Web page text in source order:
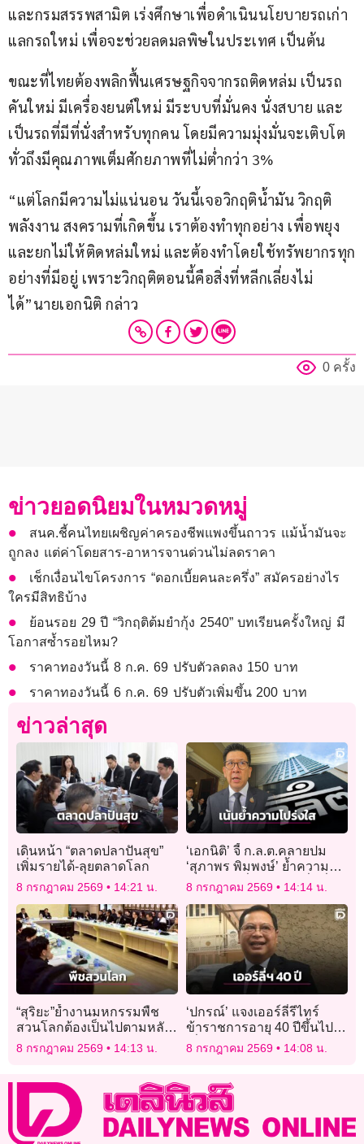
และกรมสรรพสามิต เร่งศึกษาเพื่อดำเนินนโยบายรถเก่า
แลกรถใหม่ เพื่อจะช่วยลดมลพิษในประเทศ เป็นต้น
ขณะที่ไทยต้องพลิกฟื้นเศรษฐกิจจากรถติดหล่ม เป็นรถ
คันใหม่ มีเครื่องยนต์ใหม่ มีระบบที่มั่นคง นั่งสบาย และ
เป็นรถที่มีที่นั่งสำหรับทุกคน โดยมีความมุ่งมั่นจะเติบโต
ทั่วถึงมีคุณภาพเต็มศักยภาพที่ไม่ต่ำกว่า 3%
“แต่โลกมีความไม่แน่นอน วันนี้เจอวิกฤติน้ำมัน วิกฤติ
พลังงาน สงครามที่เกิดขึ้น เราต้องทำทุกอย่าง เพื่อพยุง
และยกไม่ให้ติดหล่มใหม่ และต้องทำโดยใช้ทรัพยากรทุก
อย่างที่มีอยู่ เพราะวิกฤติตอนนี้คือสิ่งที่หลีกเลี่ยงไม่
ได้”นายเอกนิติ กล่าว
0 ครั้ง
ข่าวยอดนิยมในหมวดหมู่
สนค.ชี้คนไทยเผชิญค่าครองชีพแพงขึ้นถาวร แม้น้ำมันจะ
ถูกลง แต่ค่าโดยสาร-อาหารจานด่วนไม่ลดราคา
เช็กเงื่อนไขโครงการ “ดอกเบี้ยคนละครึ่ง” สมัครอย่างไร
ใครมีสิทธิบ้าง
ย้อนรอย 29 ปี “วิกฤติต้มยำกุ้ง 2540” บทเรียนครั้งใหญ่ มี
โอกาสซ้ำรอยไหม?
ราคาทองวันนี้ 8 ก.ค. 69 ปรับตัวลดลง 150 บาท
ราคาทองวันนี้ 6 ก.ค. 69 ปรับตัวเพิ่มขึ้น 200 บาท
ข่าวล่าสุด
เดินหน้า “ตลาดปลาปันสุข”
เพิ่มรายได้-ลุยตลาดโลก
8 กรกฎาคม 2569 14:21 น.
‘เอกนิติ’ จี้ ก.ล.ต.คลายปม
‘สุภาพร พิมพงษ์’ ย้ำความ
โปร่งใส หวั่นกระทบเชื่อมั่น
องค์กร
8 กรกฎาคม 2569 14:14 น.
“สุริยะ”ย้ำงานมหกรรมพืช
สวนโลกต้องเป็นไปตามหลัก
เกณฑ์
8 กรกฎาคม 2569 14:13 น.
‘ปกรณ์’ แจงเออร์ลี่รีไทร์
ข้าราชการอายุ 40 ปีขึ้นไป
เพื่อให้คนได้ออกไปรีสกิล
8 กรกฎาคม 2569 14:08 น.